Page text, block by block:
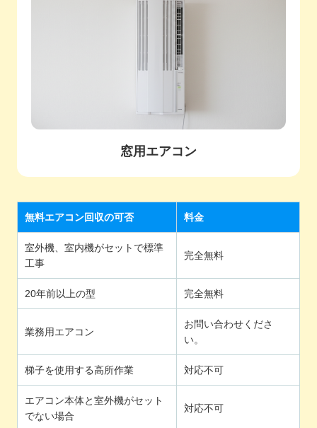
窓用エアコン
無料エアコン回収の可否 料金
室外機、室内機がセットで標準
工事
完全無料
20年前以上の型 完全無料
業務用エアコン
お問い合わせくださ
い。
梯子を使用する高所作業 対応不可
エアコン本体と室外機がセット
でない場合
対応不可